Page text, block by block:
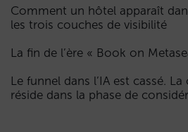
Comment un hôtel apparaît
les trois couches de visibilité
La fin de l’ère « Book on
Le funnel dans l’IA est cassé.
réside dans la phase de